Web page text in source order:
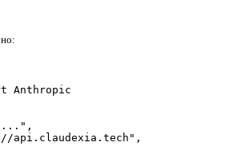
Anthropic
api.claudexia.tech",